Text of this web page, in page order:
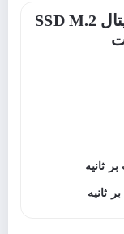
حافظه اس اس دی وسترن دیجیتال SSD M.2